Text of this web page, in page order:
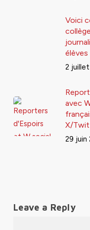
Voici
élèves
2
avec
X/
29 juin
Leave a Reply